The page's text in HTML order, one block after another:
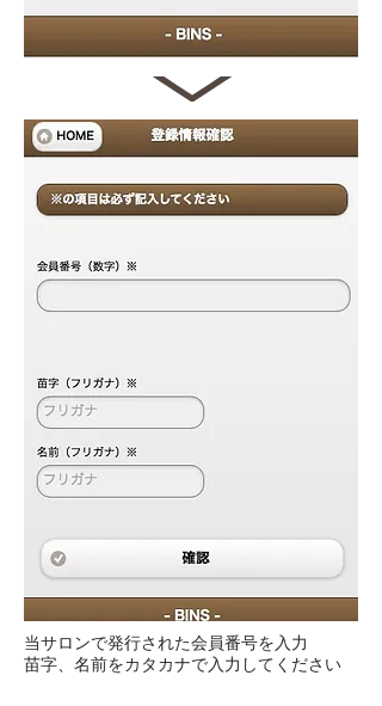
当サロンで発行された会員番号を入力
苗字、名前をカタカナで入力してください